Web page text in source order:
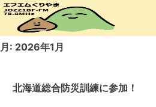
Skip
to
content
月: 2026年1月
北海道総合防災訓練に参加！